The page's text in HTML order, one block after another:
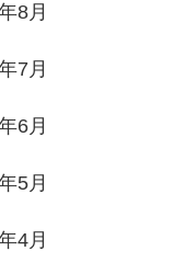
8月
7月
6月
5月
4月